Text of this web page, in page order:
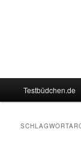
Testbüdchen.de